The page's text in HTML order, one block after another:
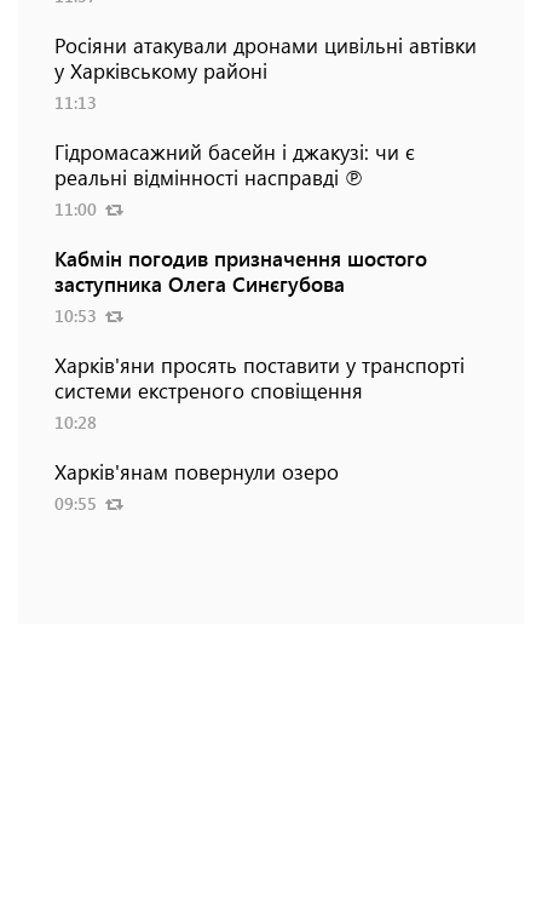
Росіяни атакували дронами цивільні автівки
у Харківському районі
11:13
Гідромасажний басейн і джакузі: чи є
реальні відмінності насправді ℗
11:00
Кабмін погодив призначення шостого
заступника Олега Синєгубова
10:53
Харків'яни просять поставити у транспорті
системи екстреного сповіщення
10:28
Харків'янам повернули озеро
09:55